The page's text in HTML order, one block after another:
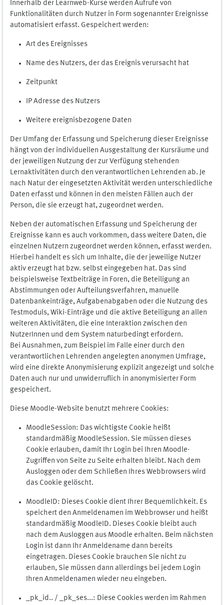
Innerhalb der Learnweb-Kurse werden Aufrufe von
Funktionalitäten durch Nutzer in Form sogenannter Ereignisse
automatisiert erfasst. Gespeichert werden:
Art des Ereignisses
Name des Nutzers, der das Ereignis verursacht hat
Zeitpunkt
IP Adresse des Nutzers
Weitere ereignisbezogene Daten
Der Umfang der Erfassung und Speicherung dieser Ereignisse
hängt von der individuellen Ausgestaltung der Kursräume und
der jeweiligen Nutzung der zur Verfügung stehenden
Lernaktivitäten durch den verantwortlichen Lehrenden ab. Je
nach Natur der eingesetzten Aktivität werden unterschiedliche
Daten erfasst und können in den meisten Fällen auch der
Person, die sie erzeugt hat, zugeordnet werden.
Neben der automatischen Erfassung und Speicherung der
Ereignisse kann es auch vorkommen, dass weitere Daten, die
einzelnen Nutzern zugeordnet werden können, erfasst werden.
Hierbei handelt es sich um Inhalte, die der jeweilige Nutzer
aktiv erzeugt hat bzw. selbst eingegeben hat. Das sind
beispielsweise Textbeiträge in Foren, die Beteiligung an
Abstimmungen oder Aufteilungsverfahren, manuelle
Datenbankeinträge, Aufgabenabgaben oder die Nutzung des
Testmoduls, Wiki-Einträge und die aktive Beteiligung an allen
weiteren Aktivitäten, die eine Interaktion zwischen den
NutzerInnen und dem System naturbedingt erfordern.
Bei Ausnahmen, zum Beispiel im Falle einer durch den
verantwortlichen Lehrenden angelegten anonymen Umfrage,
wird eine direkte Anonymisierung explizit angezeigt und solche
Daten auch nur und unwiderruflich in anonymisierter Form
gespeichert.
Diese Moodle-Website benutzt mehrere Cookies:
MoodleSession: Das wichtigste Cookie heißt
standardmäßig MoodleSession. Sie müssen dieses
Cookie erlauben, damit Ihr Login bei Ihren Moodle-
Zugriffen von Seite zu Seite erhalten bleibt. Nach dem
Ausloggen oder dem Schließen Ihres Webbrowsers wird
das Cookie gelöscht.
MoodleID: Dieses Cookie dient Ihrer Bequemlichkeit. Es
speichert den Anmeldenamen im Webbrowser und heißt
standardmäßig MoodleID. Dieses Cookie bleibt auch
nach dem Ausloggen aus Moodle erhalten. Beim nächsten
Login ist dann Ihr Anmeldename dann bereits
eingetragen. Dieses Cookie brauchen Sie nicht zu
erlauben, Sie müssen dann allerdings bei jedem Login
Ihren Anmeldenamen wieder neu eingeben.
_pk_id.. / _pk_ses...: Diese Cookies werden im Rahmen